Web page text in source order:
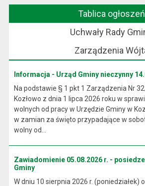
Tablica ogłoszeń
Uchwały Rady
Zarządzenia
Informacja - Urząd Gminy nieczynny
Na podstawie § 1 pkt 1 Zarządzenia Nr
Kozłowo z dnia 1 lipca 2026 roku w
wolnych od pracy w Urzędzie Gminy w
w zamian za święto przypadające w
wolny od...
Zawiadomienie 05.08.2026 r. -
Gminy
W dniu 10 sierpnia 2026 r. (poniedziałek)